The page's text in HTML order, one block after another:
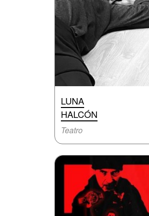
LUNA
HALCÓN
Teatro